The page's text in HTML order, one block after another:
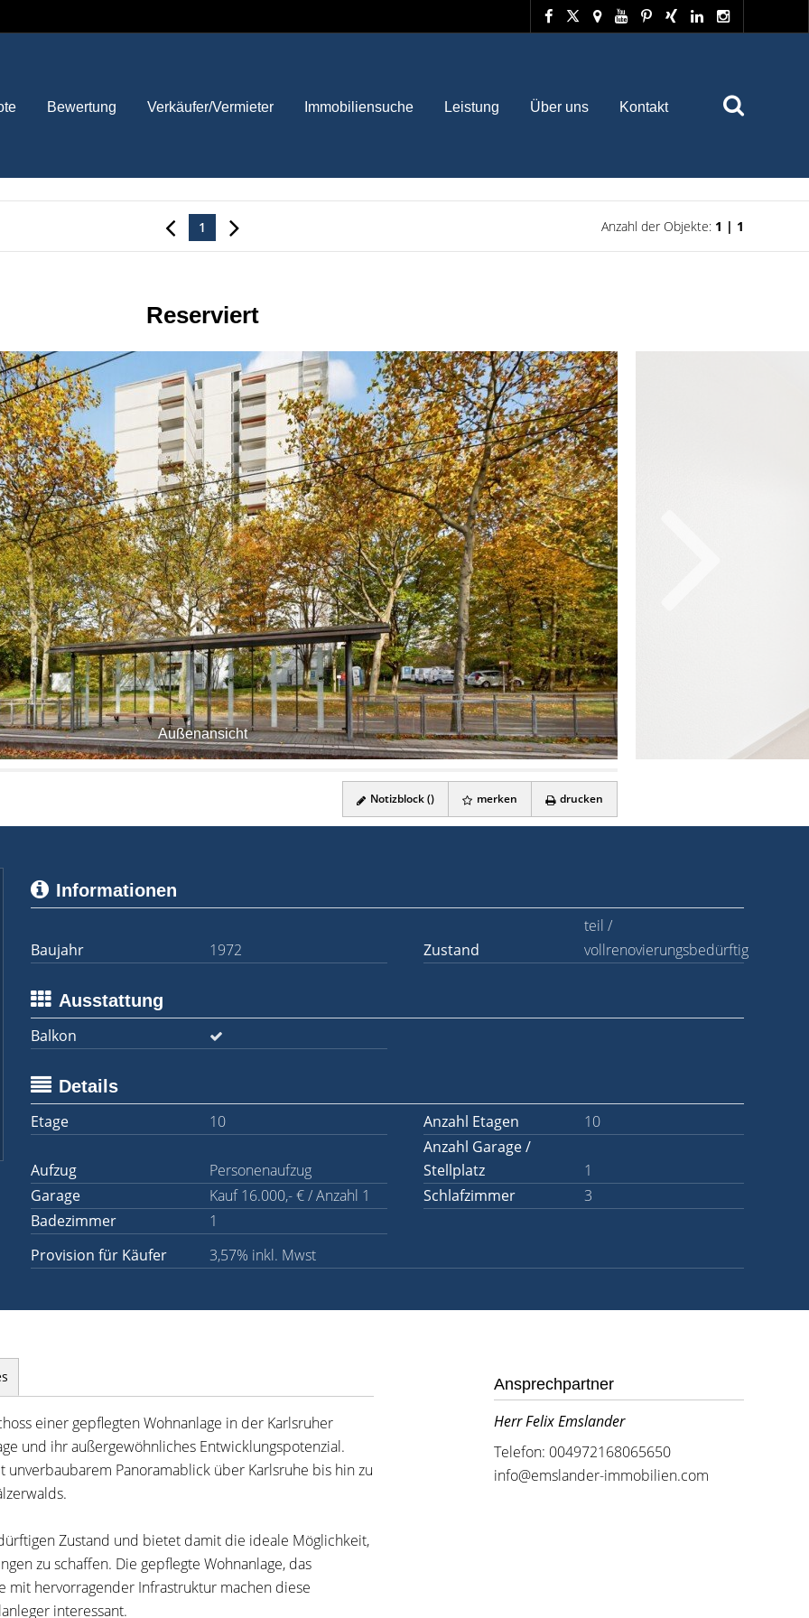
Bewertung Verkäufer/Vermieter Immobiliensuche Leistung Über uns Kontakt
1 Anzahl der Objekte: 1 | 1
Reserviert
Außenansicht
Notizblock () merken drucken
Informationen
Baujahr 1972 Zustand
teil /
vollrenovierungsbedürftig
Ausstattung
Balkon
Details
Etage
10 Anzahl Etagen 10
Aufzug Personenaufzug
Anzahl Garage /
Stellplatz
1
Garage
Kauf 16.000,- € / Anzahl 1 Schlafzimmer
3
Badezimmer
1
Provision für Käufer
3,57% inkl. Mwst
einer gepflegten Wohnanlage in der Karlsruher
und ihr außergewöhnliches Entwicklungspotenzial.
Panoramablick über Karlsruhe bis hin zu
Zustand und bietet damit die ideale Möglichkeit,
zu schaffen. Die gepflegte Wohnanlage, das
mit hervorragender Infrastruktur machen diese
interessant.
Ansprechpartner
Herr Felix Emslander
Telefon: 004972168065650
info@emslander-immobilien.com